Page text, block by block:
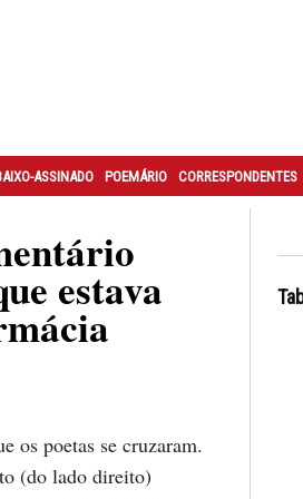
ASSINADO POEMÁRIO CORRESPONDENTES
estava
os poetas se cruzaram.
(do lado direito)